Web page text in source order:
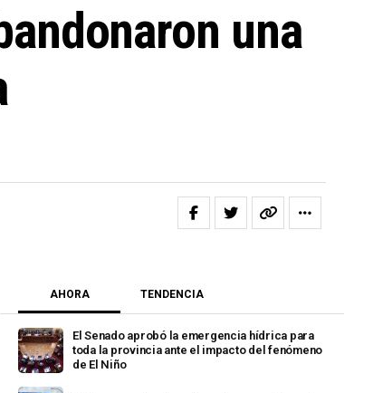
una
AHORA TENDENCIA
El Senado aprobó la emergencia hídrica para
toda la provincia ante el impacto del fenómeno
de El Niño